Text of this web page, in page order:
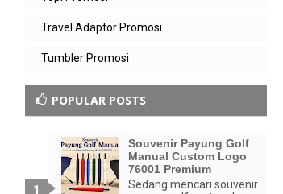
Travel Adaptor Promosi
Tumbler Promosi
POPULAR POSTS
Souvenir Payung Golf
Manual Custom Logo
76001 Premium
Sedang mencari souvenir